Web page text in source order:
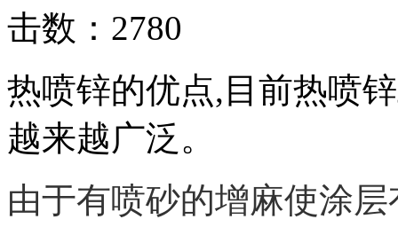
击数：2780
热喷锌的优点,目前热喷
越来越广泛。
由于有喷砂的增麻使涂